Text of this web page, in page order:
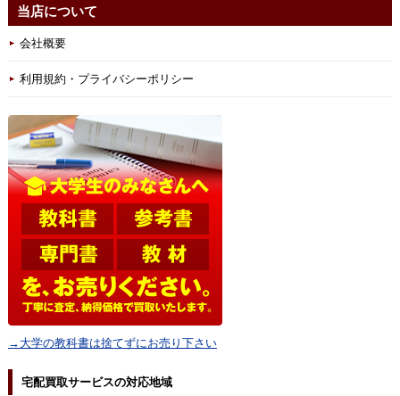
当店について
会社概要
利用規約・プライバシーポリシー
→大学の教科書は捨てずにお売り下さい
宅配買取サービスの対応地域